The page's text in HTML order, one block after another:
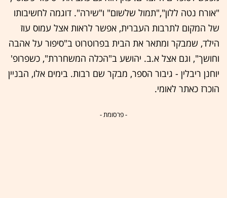
"אורח נטה ללון","תמול שלשום" ו"שירה". דוגמה לחשיבותו
של המקום לתרבות העברית, אפשר לראות אצל עמוס עוז
הילד, שמבקר ומתאר את הבית בפרוטרוט ב"סיפור על אהבה
וחושך", וגם אצל א.ב. יהושע ב"הכלה המשחררת", כשפרופ'
יוחנן ריבלין - גיבור הספר, מבקר שם רבות. בימים אלו, הבניין
הוכרז כאתר לאומי.
- פרסומת -